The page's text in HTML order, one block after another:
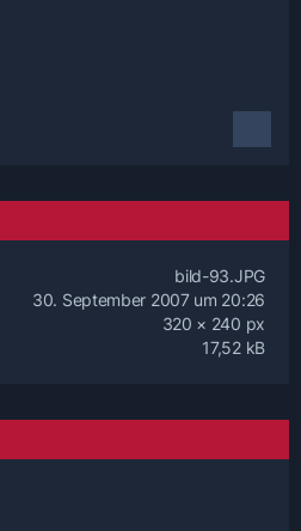
bild-93.JPG
30. September 2007 um 20:26
320 × 240 px
17,52 kB